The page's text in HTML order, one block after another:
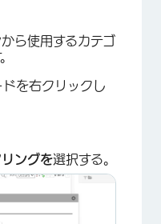
ら使用するカテゴ
を右クリックし
ングを選択する。